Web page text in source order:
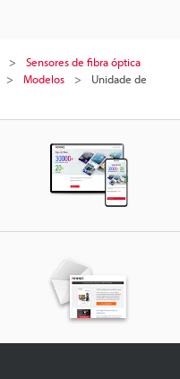
Sensores de fibra óptica
Modelos
Unidade de